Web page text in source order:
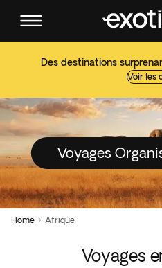
Des destinations
Voir les
Voyages
Home  Afrique
Voyages